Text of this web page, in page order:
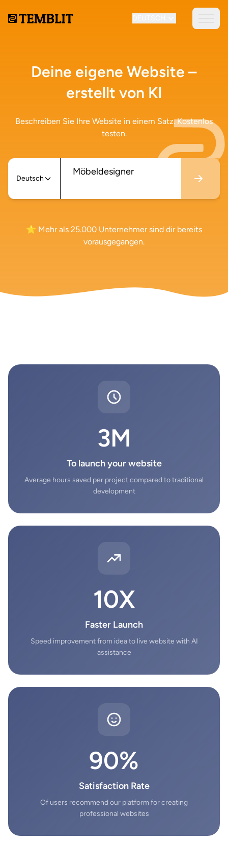
Deine eigene Website –
erstellt von KI
Beschreiben Sie Ihre Website in einem Satz. Kostenlos
testen.
Deutsch
⭐ Mehr als 25.000 Unternehmer sind dir bereits
vorausgegangen.
3M
To launch your website
Average hours saved per project compared to traditional
development
10X
Faster Launch
Speed improvement from idea to live website with AI
assistance
90%
Satisfaction Rate
Of users recommend our platform for creating
professional websites